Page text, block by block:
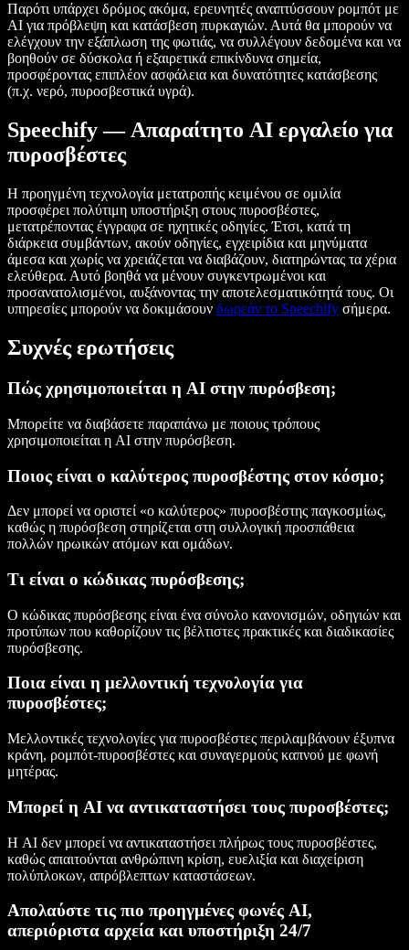
Παρότι υπάρχει δρόμος ακόμα, ερευνητές αναπτύσσουν ρομπότ με
AI για πρόβλεψη και κατάσβεση πυρκαγιών. Αυτά θα μπορούν να
ελέγχουν την εξάπλωση της φωτιάς, να συλλέγουν δεδομένα και να
βοηθούν σε δύσκολα ή εξαιρετικά επικίνδυνα σημεία,
προσφέροντας επιπλέον ασφάλεια και δυνατότητες κατάσβεσης
(π.χ. νερό, πυροσβεστικά υγρά).
Speechify — Απαραίτητο AI εργαλείο για
πυροσβέστες
Η προηγμένη τεχνολογία μετατροπής κειμένου σε ομιλία
προσφέρει πολύτιμη υποστήριξη στους πυροσβέστες,
μετατρέποντας έγγραφα σε ηχητικές οδηγίες. Έτσι, κατά τη
διάρκεια συμβάντων, ακούν οδηγίες, εγχειρίδια και μηνύματα
άμεσα και χωρίς να χρειάζεται να διαβάζουν, διατηρώντας τα χέρια
ελεύθερα. Αυτό βοηθά να μένουν συγκεντρωμένοι και
προσανατολισμένοι, αυξάνοντας την αποτελεσματικότητά τους. Οι
υπηρεσίες μπορούν να δοκιμάσουν δωρεάν το Speechify σήμερα.
Συχνές ερωτήσεις
Πώς χρησιμοποιείται η AI στην πυρόσβεση;
Μπορείτε να διαβάσετε παραπάνω με ποιους τρόπους
χρησιμοποιείται η AI στην πυρόσβεση.
Ποιος είναι ο καλύτερος πυροσβέστης στον κόσμο;
Δεν μπορεί να οριστεί «ο καλύτερος» πυροσβέστης παγκοσμίως,
καθώς η πυρόσβεση στηρίζεται στη συλλογική προσπάθεια
πολλών ηρωικών ατόμων και ομάδων.
Τι είναι ο κώδικας πυρόσβεσης;
Ο κώδικας πυρόσβεσης είναι ένα σύνολο κανονισμών, οδηγιών και
προτύπων που καθορίζουν τις βέλτιστες πρακτικές και διαδικασίες
πυρόσβεσης.
Ποια είναι η μελλοντική τεχνολογία για
πυροσβέστες;
Μελλοντικές τεχνολογίες για πυροσβέστες περιλαμβάνουν έξυπνα
κράνη, ρομπότ-πυροσβέστες και συναγερμούς καπνού με φωνή
μητέρας.
Μπορεί η AI να αντικαταστήσει τους πυροσβέστες;
Η AI δεν μπορεί να αντικαταστήσει πλήρως τους πυροσβέστες,
καθώς απαιτούνται ανθρώπινη κρίση, ευελιξία και διαχείριση
πολύπλοκων, απρόβλεπτων καταστάσεων.
Απολαύστε τις πιο προηγμένες φωνές AI,
απεριόριστα αρχεία και υποστήριξη 24/7